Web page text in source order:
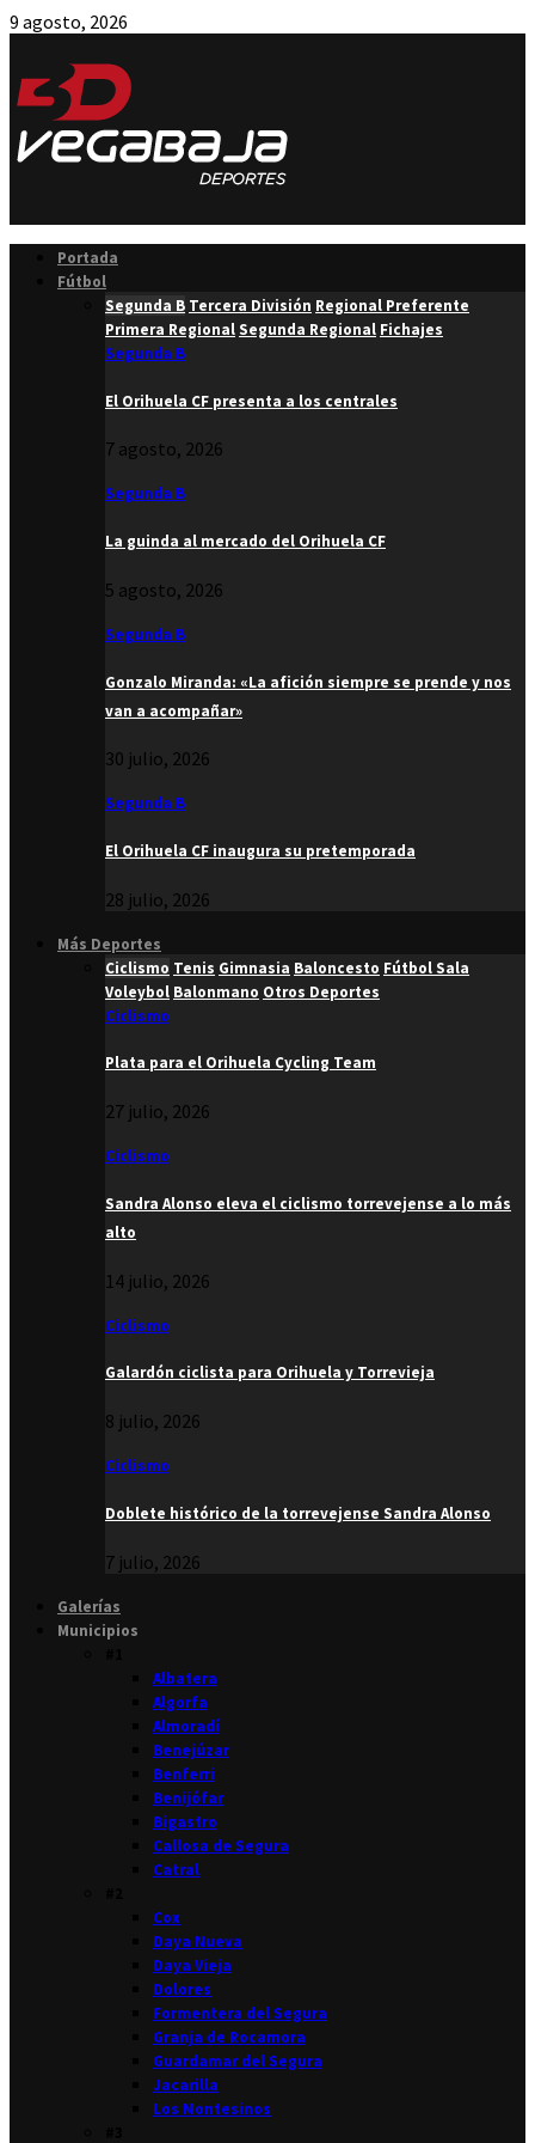
9 agosto, 2026
Portada
Fútbol
Segunda B Tercera División Regional Preferente
Primera RegionalSegunda Regional Fichajes
Segunda B
El Orihuela CF presenta a los centrales
7 agosto, 2026
Segunda B
La guinda al mercado del Orihuela CF
5 agosto, 2026
Segunda B
Gonzalo Miranda: «La afición siempre se prende y nos
van a acompañar»
30 julio, 2026
Segunda B
El Orihuela CF inaugura su pretemporada
28 julio, 2026
Más Deportes
Ciclismo Tenis Gimnasia Baloncesto Fútbol Sala
Voleybol Balonmano Otros Deportes
Ciclismo
Plata para el Orihuela Cycling Team
27 julio, 2026
Ciclismo
Sandra Alonso eleva el ciclismo torrevejense a lo más
alto
14 julio, 2026
Ciclismo
Galardón ciclista para Orihuela y Torrevieja
8 julio, 2026
Ciclismo
Doblete histórico de la torrevejense Sandra Alonso
7 julio, 2026
Galerías
Municipios
Albatera
Algorfa
Almoradí
Benejúzar
Benferri
Benijófar
Bigastro
Callosa de Segura
Catral
Cox
Daya Nueva
Daya Vieja
Dolores
Formentera del Segura
Granja de Rocamora
Guardamar del Segura
Jacarilla
Los Montesinos